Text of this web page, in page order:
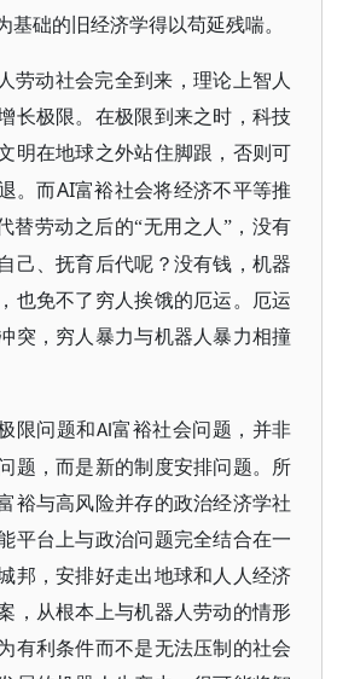
基础的旧经济学得以苟延残喘。
劳动社会完全到来，理论上智人
长极限。在极限到来之时，科技
明在地球之外站住脚跟，否则可
。而AI富裕社会将经济不平等推
替劳动之后的“无用之人”，没有
己、抚育后代呢？没有钱，机器
也免不了穷人挨饿的厄运。厄运
突，穷人暴力与机器人暴力相撞
限问题和AI 富裕社会问题，并非
题，而是新的制度安排问题。所
裕与高风险并存的政治经济学社
平台上与政治问题完全结合在一
邦，安排好走出地球和人人经济
，从根本上与机器人劳动的情形
有利条件而不是无法压制的社会